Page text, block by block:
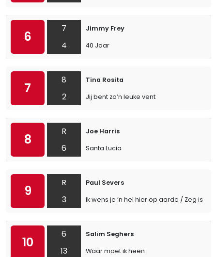
6
7
4
Jimmy Frey
40 Jaar
7
8
2
Tina Rosita
Jij bent zo’n leuke vent
8
R
6
Joe Harris
Santa Lucia
9
R
3
Paul Severs
Ik wens je ’n hel hier op aarde / Zeg is
10
6
13
Salim Seghers
Waar moet ik heen